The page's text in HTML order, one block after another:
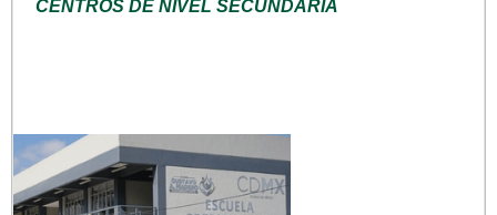
CENTROS DE NIVEL SECUNDARIA